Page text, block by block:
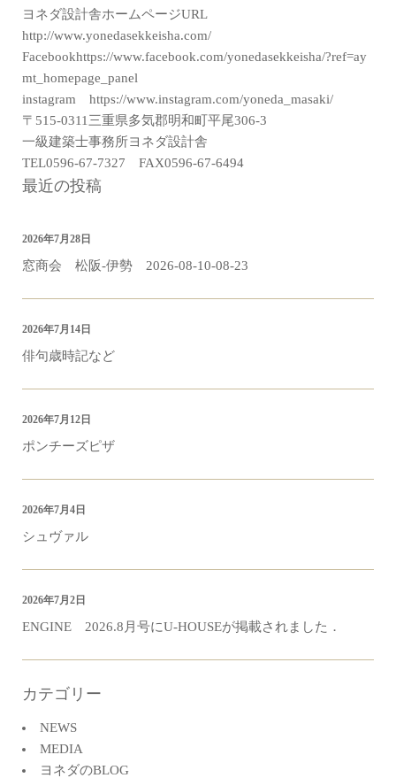
ヨネダ設計舎ホームページURL
http://www.yonedasekkeisha.com/
Facebookhttps://www.facebook.com/yonedasekkeisha/?ref=ay
mt_homepage_panel
instagram https://www.instagram.com/yoneda_masaki/
〒515-0311三重県多気郡明和町平尾306-3
一級建築士事務所ヨネダ設計舎
TEL0596-67-7327 FAX0596-67-6494
最近の投稿
窓商会 松阪-伊勢 2026-08-10-08-23
2026年7月28日
俳句歳時記など
2026年7月14日
ポンチーズピザ
2026年7月12日
シュヴァル
2026年7月4日
ENGINE 2026.8月号にU-HOUSEが掲載されました．
2026年7月2日
カテゴリー
NEWS
MEDIA
ヨネダのBLOG